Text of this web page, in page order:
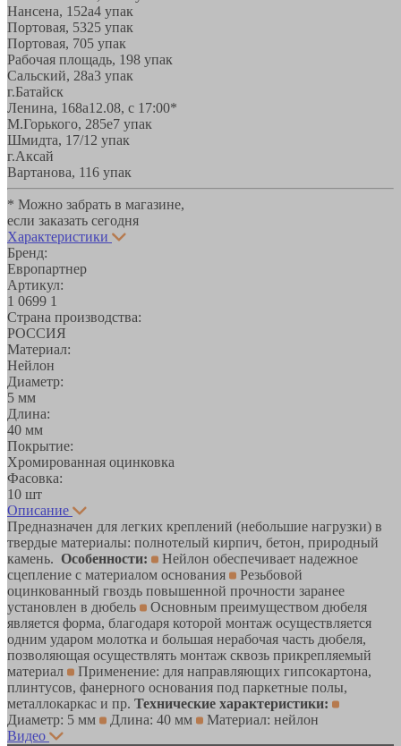
Нансена, 152а4 упак
Портовая, 5325 упак
Портовая, 705 упак
Рабочая площадь, 198 упак
Сальский, 28a3 упак
г.Батайск
Ленина, 168а12.08, с 17:00*
М.Горького, 285е7 упак
Шмидта, 17/1 2 упак
г.Аксай
Вартанова, 116 упак
* Можно забрать в магазине,
если заказать сегодня
Характеристики
Бренд:
Европартнер
Артикул:
1 0699 1
Страна производства:
РОССИЯ
Материал:
Нейлон
Диаметр:
5 мм
Длина:
40 мм
Покрытие:
Хромированная оцинковка
Фасовка:
10 шт
Описание
Предназначен для легких креплений (небольшие нагрузки) в
твердые материалы: полнотелый кирпич, бетон, природный
камень. Особенности:
Нейлон обеспечивает надежное
сцепление с материалом основания
Резьбовой
оцинкованный гвоздь повышенной прочности заранее
установлен в дюбель
Основным преимуществом дюбеля
является форма, благодаря которой монтаж осуществляется
одним ударом молотка и большая нерабочая часть дюбеля,
позволяющая осуществлять монтаж сквозь прикрепляемый
материал
Применение: для направляющих гипсокартона,
плинтусов, фанерного основания под паркетные полы,
металлокаркас и пр. Технические характеристики:
Диаметр: 5 мм
Длина: 40 мм
Материал: нейлон
Видео